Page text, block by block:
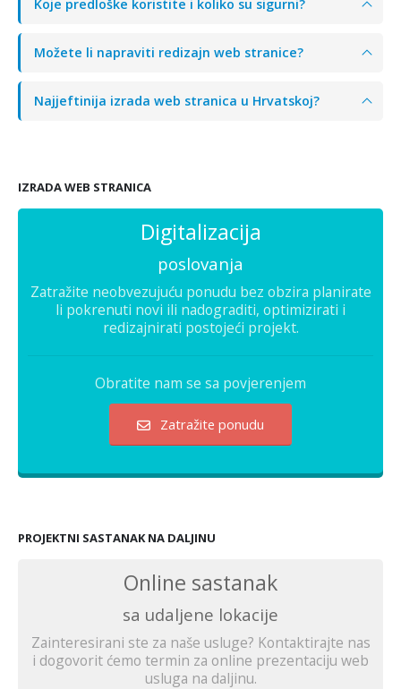
Koje predloške koristite i koliko su sigurni?
Možete li napraviti redizajn web stranice?
Najjeftinija izrada web stranica u Hrvatskoj?
IZRADA WEB STRANICA
Digitalizacija
poslovanja
Zatražite neobvezujuću ponudu bez obzira planirate
li pokrenuti novi ili nadograditi, optimizirati i
redizajnirati postojeći projekt.
Obratite nam se sa povjerenjem
Zatražite ponudu
PROJEKTNI SASTANAK NA DALJINU
Online sastanak
sa udaljene lokacije
Zainteresirani ste za naše usluge? Kontaktirajte nas
i dogovorit ćemo termin za online prezentaciju web
usluga na daljinu.